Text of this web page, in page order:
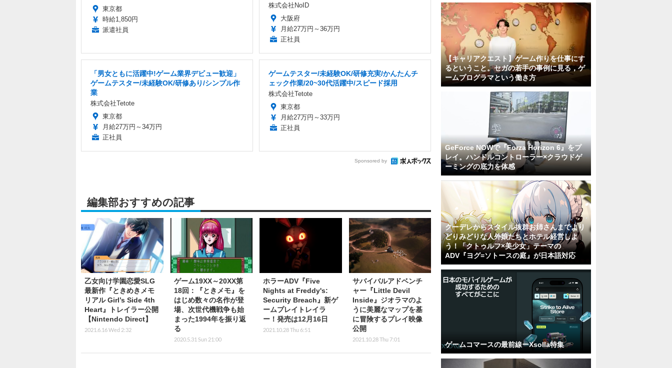
東京都
時給1,850円
派遣社員
株式会社NoID
大阪府
月給27万円～36万円
正社員
「男女ともに活躍中!ゲーム業界デビュー歓迎」
ゲームテスター/未経験OK/研修あり/シンプル作
業
株式会社Tetote
東京都
月給27万円～34万円
正社員
ゲームテスター/未経験OK/研修充実/かんたんチ
ェック作業/20~30代活躍中/スピード採用
株式会社Tetote
東京都
月給27万円～33万円
正社員
Sponsored by
編集部おすすめの記事
乙女向け学園恋愛SLG
最新作『ときめきメモ
リアル Girl’s Side 4th
Heart』トレイラー公開
【Nintendo Direct】
2021.6.16 Wed 2:32
ゲーム19XX～20XX第
18回：『ときメモ』を
はじめ数々の名作が登
場、次世代機戦争も始
まった1994年を振り返
る
2020.5.31 Sun 21:00
ホラーADV『Five
Nights at Freddy's:
Security Breach』新ゲ
ームプレイトレイラ
ー！発売は12月16日
2021.10.28 Thu 6:51
サバイバルアドベンチ
ャー『Little Devil
Inside』ジオラマのよ
うに美麗なマップを基
に冒険するプレイ映像
公開
2021.10.28 Thu 7:01
【キャリアクエスト】ゲーム作りを仕事にす
るということ。セガの若手の事例に見る，ゲ
ームプログラマという働き方
GeForce NOWで『Forza Horizon 6』をプ
レイ。ハンドルコントローラー×クラウドゲ
ーミングの底力を体感
クーデレからスタイル抜群お姉さんまでより
どりみどりな人外娘たちとホテル経営しよ
う！「クトゥルフ×美少女」テーマの
ADV『ヨグ=ソトースの庭』が日本語対応
ゲームコマースの最前線ーXsolla特集